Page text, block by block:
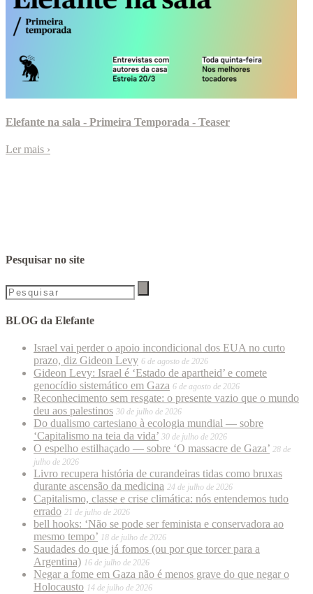
Elefante na sala - Primeira Temporada - Teaser
Ler mais ›
Pesquisar no site
BLOG da Elefante
Israel vai perder o apoio incondicional dos EUA no curto
prazo, diz Gideon Levy 6 de agosto de 2026
Gideon Levy: Israel é ‘Estado de apartheid’ e comete
genocídio sistemático em Gaza 6 de agosto de 2026
Reconhecimento sem resgate: o presente vazio que o mundo
deu aos palestinos 30 de julho de 2026
Do dualismo cartesiano à ecologia mundial — sobre
‘Capitalismo na teia da vida’ 30 de julho de 2026
O espelho estilhaçado — sobre ‘O massacre de Gaza’ 28 de
julho de 2026
Livro recupera história de curandeiras tidas como bruxas
durante ascensão da medicina 24 de julho de 2026
Capitalismo, classe e crise climática: nós entendemos tudo
errado 21 de julho de 2026
bell hooks: ‘Não se pode ser feminista e conservadora ao
mesmo tempo’ 18 de julho de 2026
Saudades do que já fomos (ou por que torcer para a
Argentina) 16 de julho de 2026
Negar a fome em Gaza não é menos grave do que negar o
Holocausto 14 de julho de 2026